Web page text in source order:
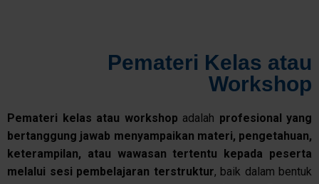
Pemateri Kelas atau
Workshop
Pemateri kelas atau workshop adalah profesional yang
bertanggung jawab menyampaikan materi, pengetahuan,
keterampilan, atau wawasan tertentu kepada peserta
melalui sesi pembelajaran terstruktur, baik dalam bentuk